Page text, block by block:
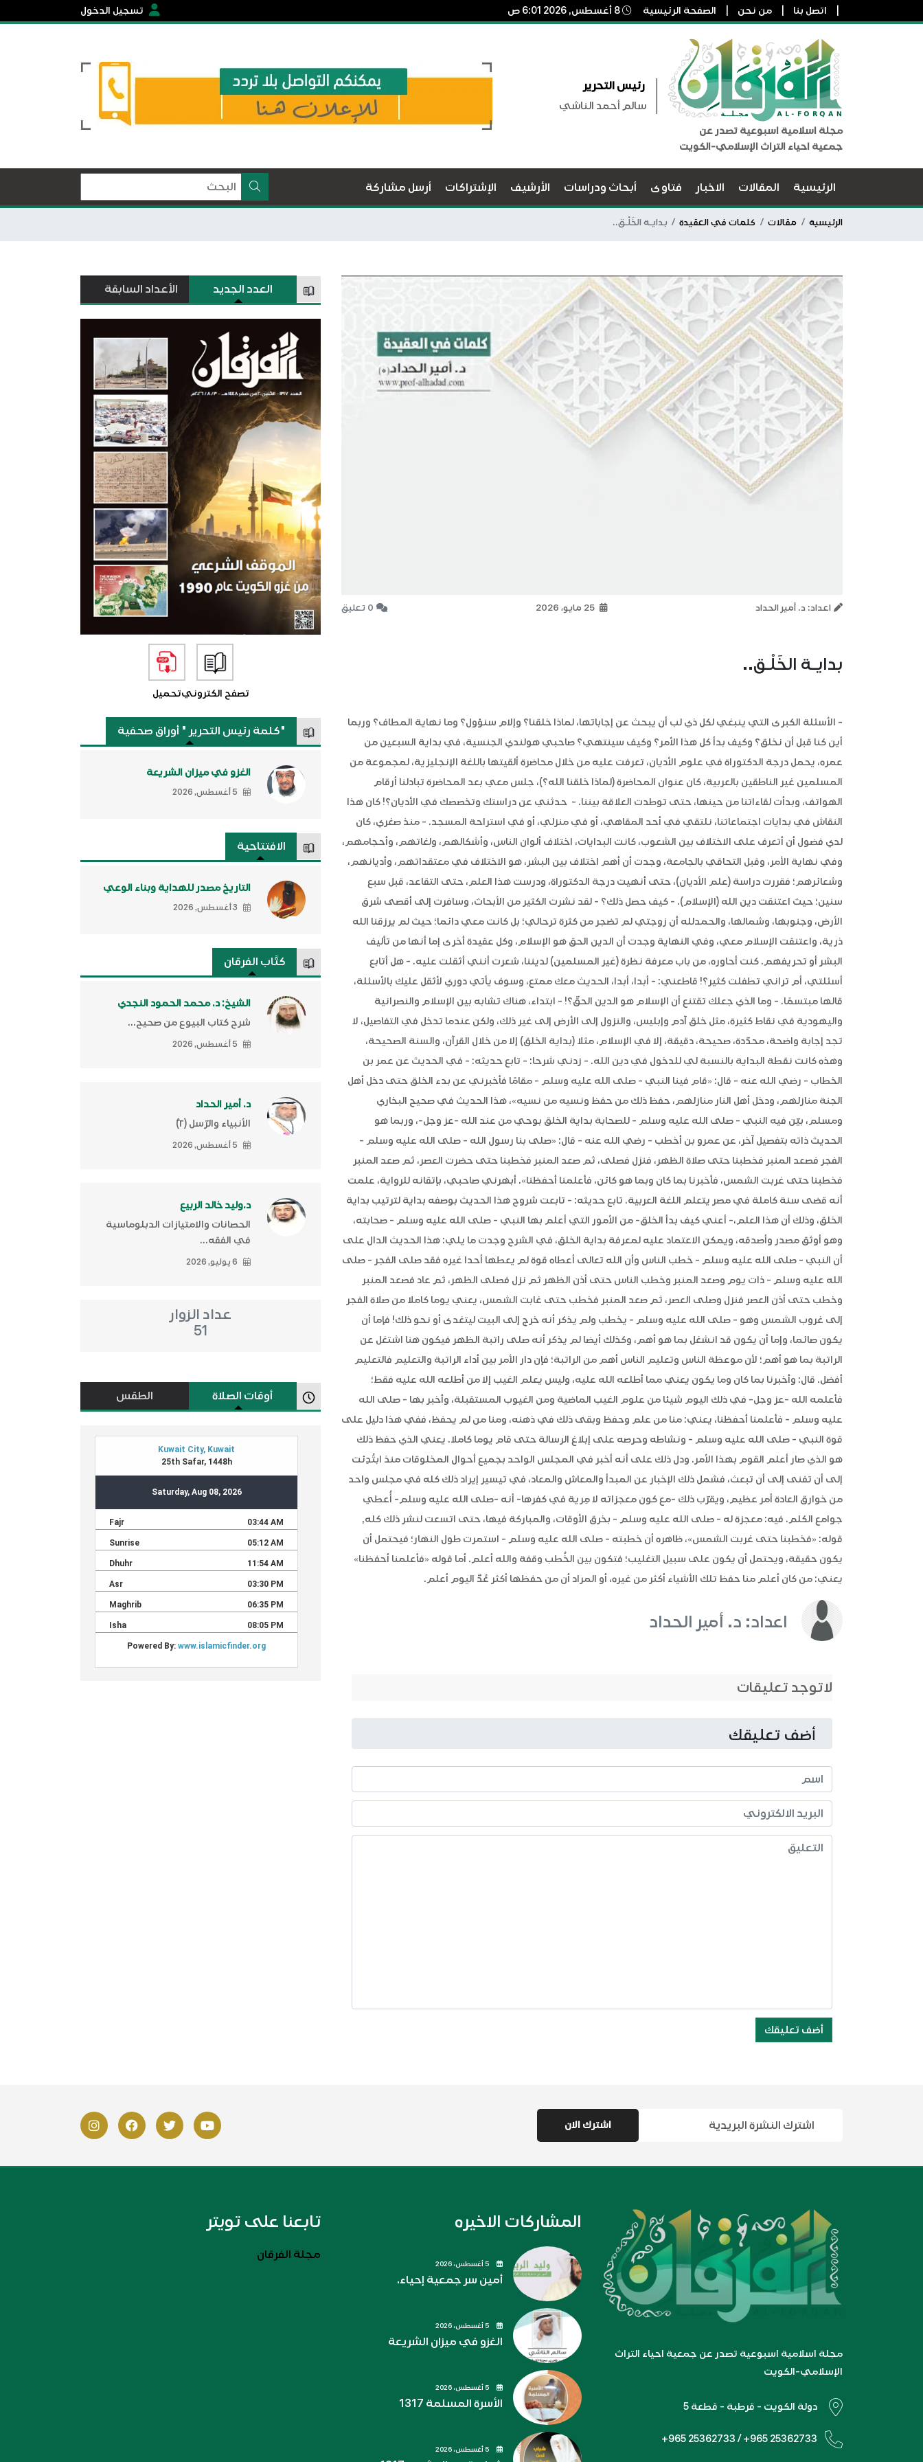
اتصل بنا من نحن الصفحة الرئيسية تسجيل الدخول
مجلة اسلامية اسبوعية تصدر عن
جمعية احياء التراث الإسلامي-الكويت
رئيس التحرير
سالم أحمد الناشي
الرئيسية المقالات الاخبار فتاوى أبحاث ودراسات الأرشيف الإشتراكات أرسل مشاركة
الرئيسية مقالات كلمات في العقيدة بدايـة الخَلْـق..
اعداد: د. أمير الحداد 0 تعليق
بدايـة الخَلْـق..
- الأسئلة الكبرى التي ينبغي لكل ذي لب أن يبحث عن إجاباتها، لماذا خلقنا؟ وإلام سنؤول؟ وما نهاية المطاف؟ وربما
أين كنا قبل أن نخلق؟ وكيف بدأ كل هذا الأمر؟ وكيف سينتهي؟ صاحبي هولندي الجنسية، في بداية السبعين من
عمره، يحمل درجة الدكتوراة في علوم الأديان، تعرفت عليه من خلال محاضرة ألقيتها باللغة الإنجليزية، لمجموعة من
المسلمين غير الناطقين بالعربية، كان عنوان المحاضرة (لماذا خلقنا الله؟)، جلس معي بعد المحاضرة تبادلنا أرقام
الهواتف، وبدأت لقاءاتنا من حينها، حتى توطدت العلاقة بيننا. - حدثني عن دراستك وتخصصك في الأديان؟! كان هذا
النقاش في بدايات اجتماعاتنا، نلتقي في أحد المقاهي، أو في منزلي، أو في استراحة المسجد. - منذ صغري، كان
لدي فضول أن أتعرف على الاختلاف بين الشعوب، كانت البدايات، اختلاف ألوان الناس، وأشكالهم، ولغاتهم، وأحجامهم،
وفي نهاية الأمر، وقبل التحاقي بالجامعة، وجدت أن أهم اختلاف بين البشر، هو الاختلاف في معتقداتهم، وأديانهم،
وشعائرهم؛ فقررت دراسة (علم الأديان)، حتى أنهيت درجة الدكتوراة، ودرست هذا العلم، حتى التقاعد، قبل سبع
سنين؛ حيث اعتنقت دين الله (الإسلام). - كيف حصل ذلك؟ - لقد نشرت الكثير من الأبحاث، وسافرت إلى أقصى شرق
الأرض، وجنوبها، وشمالها، والحمدلله أن زوجتي لم تضجر من كثرة ترحالي؛ بل كانت معي دائما؛ حيث لم يرزقنا الله
ذرية، واعتنقت الإسلام معي، وفي النهاية وجدت أن الدين الحق هو الإسلام، وكل عقيدة أخرى إما أنها من تأليف
البشر أو تحريفهم. كنت أحاوره، من باب معرفة نظرة (غير المسلمين) لديننا، شعرت أنني أثقلت عليه. - هل أتابع
أسئلتي، أم تراني تطفلت كثير؟! قاطعني: - أبدا، أبدا، الحديث معك ممتع، وسوف يأتي دوري لأثقل عليك بالأسئلة،
قالها مبتسمًا. - وما الذي جعلك تقتنع أن الإسلام هو الدين الحقّ؟! - ابتداء، هناك تشابه بين الإسلام والنصرانية
واليهودية في نقاط كثيرة، مثل خلق آدم وإبليس، والنزول إلى الأرض إلى غير ذلك، ولكن عندما تدخل في التفاصيل، لا
تجد إجابة واضحة، محدّدة، صحيحة، دقيقة، إلا في الإسلام، مثلا (بداية الخلق) إلا من خلال القرآن، والسنة الصحيحة،
وهذه كانت نقطة البداية بالنسبة لي للدخول في دين الله. - زدني شرحا: - تابع حديثه: - في الحديث عن عمر بن
الخطاب - رضي الله عنه - قال: «قام فينا النبي - صلى الله عليه وسلم - مقامًا فأخبرني عن بدء الخلق حتى دخل أهل
الجنة منازلهم، ودخل أهل النار منازلهم، حفظ ذلك من حفظ ونسيه من نسيه»، هذا الحديث في صحيح البخاري
ومسلم، بيّن فيه النبي - صلى الله عليه وسلم - للصحابة بداية الخلق بوحي من عند الله -عز وجل-، وربما هو
الحديث ذاته بتفصيل آخر، عن عمرو بن أخطب - رضي الله عنه - قال: «صلى بنا رسول الله - صلى الله عليه وسلم -
الفجر فصعد المنبر فخطبنا حتى صلاة الظهر، فنزل فصلى، ثم صعد المنبر فخطبنا حتى حضرت العصر، ثم صعد المنبر
فخطبنا حتى غربت الشمس، فأخبرنا بما كان وبما هو كائن، فأعلمنا أحفظنا». أبهرني صاحبي، بإتقانه للرواية، علمت
أنه قضى سنة كاملة في مصر يتعلم اللغة العربية. تابع حديثه: - تابعت شروح هذا الحديث بوصفه بداية لترتيب بداية
الخلق، وذلك أن هذا العلم،- أعني كيف بدأ الخلق- من الأمور التي أعلم بها النبي - صلى الله عليه وسلم - صحابته،
وهو أوثق مصدر وأصدقه، ويمكن الاعتماد عليه لمعرفة بداية الخلق، في الشرح وجدت ما يلي: هذا الحديث الدال على
أن النبي - صلى الله عليه وسلم - خطب الناس وأن الله تعالى أعطاه قوة لم يعطها أحدا غيره فقد صلى الفجر - صلى
الله عليه وسلم - ذات يوم وصعد المنبر وخطب الناس حتى أذن الظهر ثم نزل فصلى الظهر، ثم عاد فصعد المنبر
وخطب حتى أذن العصر فنزل وصلى العصر، ثم صعد المنبر فخطب حتى غابت الشمس، يعني يوما كاملا من صلاة الفجر
إلى غروب الشمس وهو - صلى الله عليه وسلم - يخطب ولم يذكر أنه خرج إلى البيت ليتغدى أو نحو ذلك! فإما أن
يكون صائما، وإما أن يكون قد انشغل بما هو أهم، وكذلك أيضا لم يذكر أنه صلى راتبة الظهر فيكون هنا اشتغل عن
الراتبة بما هو أهم؛ لأن موعظة الناس وتعليم الناس أهم من الراتبة؛ فإن دار الأمر بين أداء الراتبة والتعليم فالتعليم
أفضل. قال: وأخبرنا بما كان وما يكون يعني مما أطلعه الله عليه، وليس يعلم الغيب إلا من أطلعه الله عليه فقط؛
فأعلمه الله -عز وجل- في ذلك اليوم شيئا من علوم الغيب الماضية ومن الغيوب المستقبلة، وأخبر بها - صلى الله
عليه وسلم - فأعلمنا أحفظنا، يعني: منا من علم وحفظ وبقى ذلك في ذهنه، ومنا من لم يحفظ، ففي هذا دليل على
قوة النبي - صلى الله عليه وسلم - ونشاطه وحرصه على إبلاغ الرسالة حتى قام يوما كاملا. يعني الذي حفظ ذلك
هو الذي صار أعلم القوم بهذا الأمر. ودل ذلك على أنه أخبر في المجلس الواحد بجميع أحوال المخلوقات منذ ابتُدِئت
إلى أن تفنى إلى أن تبعث، فشمل ذلك الإخبار عن المبدأ والمعاش والمعاد، في تيسير إيراد ذلك كله في مجلس واحد
من خوارق العادة أمر عظيم، ويقرّب ذلك -مع كون معجزاته لا مِرية في كفرها- أنه -صلى الله عليه وسلم- أُعطي
جوامع الكلم. فيه: معجزة له - صلى الله عليه وسلم - بخرق الأوقات، والمباركة فيها، حتى اتسعت لنشر ذلك كله,
قوله: «فخطبنا حتى غربت الشمس»، ظاهره أن خطبته - صلى الله عليه وسلم - استمرت طول النهار؛ فيحتمل أن
يكون حقيقة، ويحتمل أن يكون على سبيل التغليب؛ فتكون بين الخُطب وقفة والله أعلم. أما قوله «فأعلمنا أحفظنا»
يعني: من كان أعلم منا حفظ تلك الأشياء أكثر من غيره، أو المراد أن من حفظها أكثر عُدَّ اليوم أعلم.
اعداد: د. أمير الحداد
لاتوجد تعليقات
أضف تعليقك
أضف تعليقك
العدد الجديد الأعداد السابقة
تصفح الكترونيتحميل
"كلمة رئيس التحرير " أوراق صحفية
الغزو في ميزان الشريعة
5 أغسطس, 2026
الافتتاحية
التاريخ مصدر للهداية وبناء الوعي
3 أغسطس, 2026
كتَّاب الفرقان
الشيخ: د. محمد الحمود النجدي
شرح كتاب البيوع من صحيح...
5 أغسطس, 2026
د. أمير الحداد
الأنبياء والرّسل (٢)ّ
5 أغسطس, 2026
د.وليد خالد الربيع
الحصانات والامتيازات الدبلوماسية
في الفقه...
6 يوليو, 2026
عداد الزوار
51
أوقات الصلاة الطقس
مجلة اسلامية اسبوعية تصدر عن جمعية احياء التراث
الإسلامي-الكويت
دولة الكويت - قرطبة - قطعة 5
+965 25362733 / +965 25362733
المشاركات الاخيره
أمين سر جمعية إحياء.
الغزو في ميزان الشريعة
الأسرة المسلمة 1317
تابعنا على تويتر
مجلة الفرقان